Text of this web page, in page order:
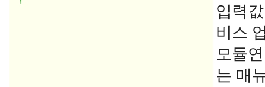
입력
비스
모듈
는 매